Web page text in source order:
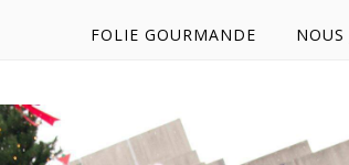
FOLIE GOURMANDE NOUS